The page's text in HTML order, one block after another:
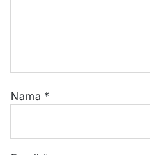
Nama *